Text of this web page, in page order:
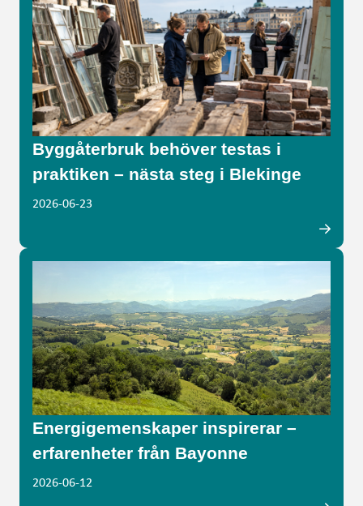
Byggåterbruk behöver testas i
praktiken – nästa steg i Blekinge
2026-06-23
Energigemenskaper inspirerar –
erfarenheter från Bayonne
2026-06-12